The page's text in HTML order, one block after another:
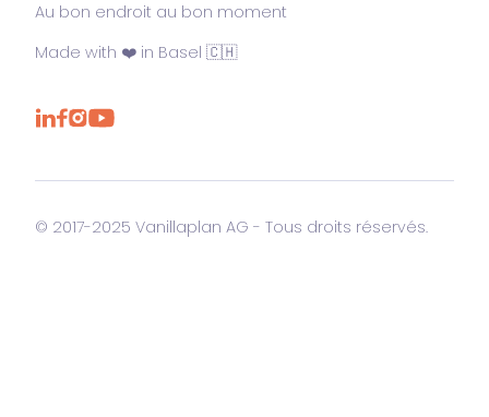
Au bon endroit au bon moment
Made with ❤️ in Basel 🇨🇭
© 2017-2025 Vanillaplan AG - Tous droits réservés.